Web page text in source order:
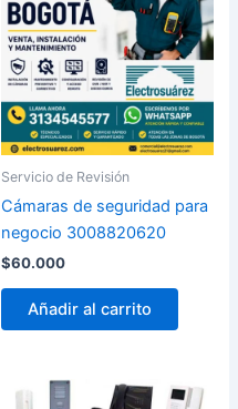
Servicio de Revisión
Cámaras de seguridad para
negocio 3008820620
$60.000
Añadir al carrito